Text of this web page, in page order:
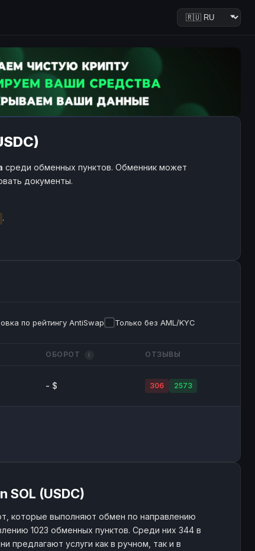
среди обменных пунктов. Обменник может
документы.
.
по рейтингу AntiSwap Только без AML/KYC
ОБОРОТ i ОТЗЫВЫ
- $ 306 2573
SOL (USDC)
которые выполняют обмен по направлению
1023 обменных пунктов. Среди них 344 в
предлагают услуги как в ручном, так и в